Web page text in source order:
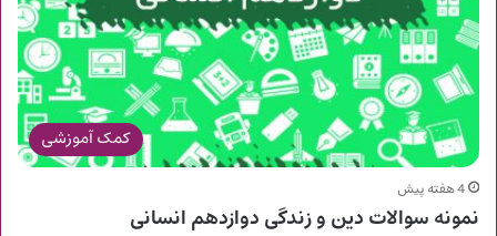
کمک آموزشی
4 هفته پیش
نمونه سوالات دین و زندگی دوازدهم انسانی